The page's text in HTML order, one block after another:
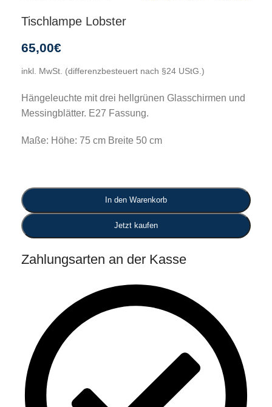
Tischlampe Lobster
65,00€
inkl. MwSt. (differenzbesteuert nach §24 UStG.)
Hängeleuchte mit drei hellgrünen Glasschirmen und
Messingblätter. E27 Fassung.
Maße: Höhe: 75 cm Breite 50 cm
In den Warenkorb
Jetzt kaufen
Zahlungsarten an der Kasse